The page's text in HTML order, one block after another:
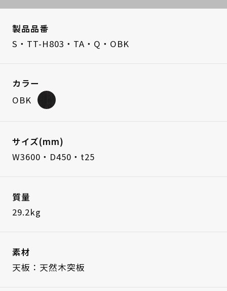
製品品番
S・TT-H803・TA・Q・OBK
カラー
OBK
サイズ(mm)
W3600・D450・t25
質量
29.2kg
素材
天板：天然木突板